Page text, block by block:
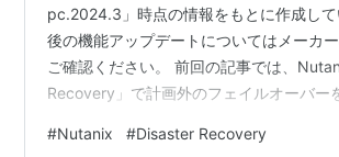
pc.2024.3」時点の情報をもとに作成し
後の機能アップデートについてはメーカ
ご確認ください。 前回の記事では、
Recovery」で計画外のフェイルオーバー
レプリケーションスケジュールを作成して
#Nutanix #Disaster Recovery